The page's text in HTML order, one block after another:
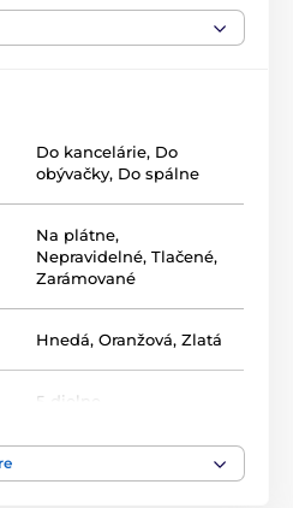
a preto sme pre naše obrazy
Do kancelárie, Do
obývačky, Do spálne
Na plátne,
Nepravidelné, Tlačené,
Zarámované
Hnedá, Oranžová, Zlatá
5-dielne